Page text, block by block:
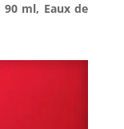
90 ml, Eaux de